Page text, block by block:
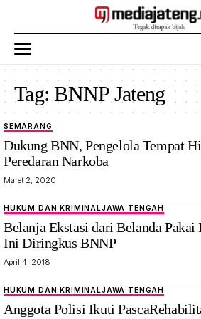
Tag:BNNP Jateng
SEMARANG
Dukung BNN, Pengelola Tempat
Peredaran Narkoba
Maret 2, 2020
HUKUM DAN KRIMINALJAWA TENGAH
Belanja Ekstasi dari Belanda
Ini Diringkus BNNP
April 4, 2018
HUKUM DAN KRIMINALJAWA TENGAH
Anggota Polisi Ikuti